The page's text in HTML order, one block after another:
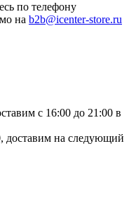
по телефону
на b2b@icenter-store.ru
с 16:00 до 21:00 в
доставим на следующий